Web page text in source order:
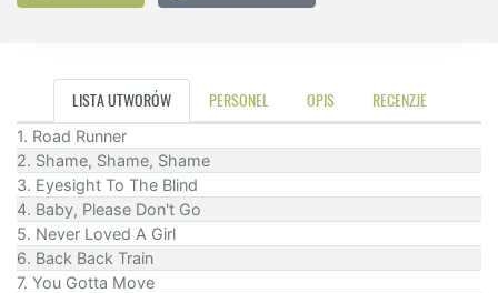
LISTA UTWORÓW PERSONEL OPIS RECENZJE
1. Road Runner
2. Shame, Shame, Shame
3. Eyesight To The Blind
4. Baby, Please Don't Go
5. Never Loved A Girl
6. Back Back Train
7. You Gotta Move